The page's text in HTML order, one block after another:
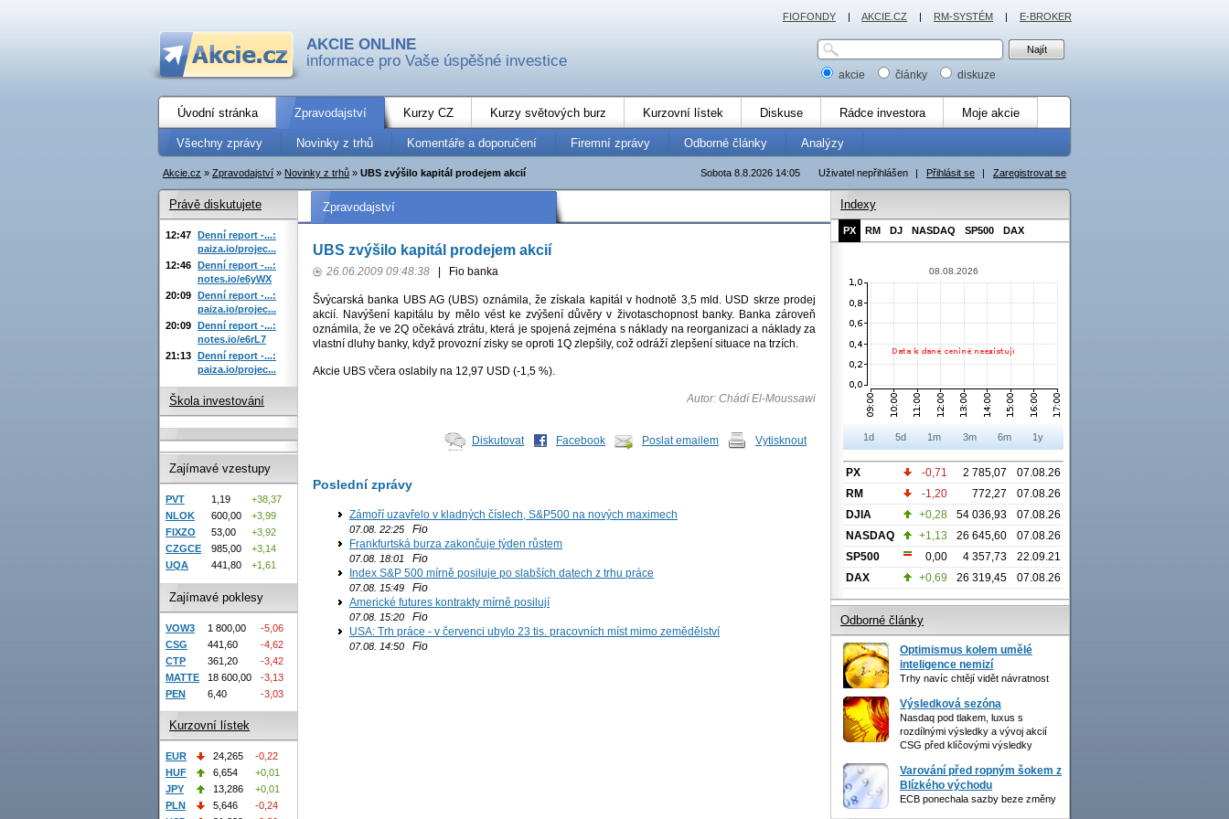
AKCIE ONLINE
informace pro Vaše úspěšné investice
akcie články diskuze
Úvodní stránka Zpravodajství Kurzy CZ Kurzy světových burz Kurzovní lístek Diskuse Rádce investora Moje akcie
Všechny zprávy Novinky z trhů Komentáře a doporučení Firemní zprávy Odborné články Analýzy
Uživatel nepřihlášen | Přihlásit se | Zaregistrovat se
Sobota 8.8.2026 14:05
Akcie.cz » Zpravodajství » Novinky z trhů » UBS zvýšilo kapitál prodejem akcií
Zpravodajství
UBS zvýšilo kapitál prodejem akcií
26.06.2009 09:48:38 Fio banka
Švýcarská banka UBS AG (UBS) oznámila, že získala kapitál v hodnotě 3,5 mld. USD skrze prodej
akcií. Navýšení kapitálu by mělo vést ke zvýšení důvěry v životaschopnost banky. Banka zároveň
oznámila, že ve 2Q očekává ztrátu, která je spojená zejména s náklady na reorganizaci a náklady za
vlastní dluhy banky, když provozní zisky se oproti 1Q zlepšily, což odráží zlepšení situace na trzích.
Akcie UBS včera oslabily na 12,97 USD (-1,5 %).
Autor: Chádí El-Moussawi
Diskutovat Facebook Poslat emailem Vytisknout
Poslední zprávy
Zámoří uzavřelo v kladných číslech, S&P500 na nových maximech
07.08. 22:25 Fio
Frankfurtská burza zakončuje týden růstem
07.08. 18:01
Fio
Index S&P 500 mírně posiluje po slabších datech z trhu práce
07.08. 15:49 Fio
Americké futures kontrakty mírně posilují
07.08. 15:20 Fio
USA: Trh práce - v červenci ubylo 23 tis. pracovních míst mimo zemědělství
07.08. 14:50 Fio
Právě diskutujete
12:47 Denní report -...:
paiza.io/projec...
12:46 Denní report -...:
notes.io/e6yWX
20:09 Denní report -...:
paiza.io/projec...
20:09 Denní report -...:
notes.io/e6rL7
21:13 Denní report -...:
paiza.io/projec...
Škola investování
Zajímavé vzestupy
PVT 1,19
+38,37
NLOK
600,00
+3,99
FIXZO
53,00
+3,92
CZGCE
985,00
+3,14
UQA
441,80 +1,61
Zajímavé poklesy
VOW3 1 800,00
-5,06
CSG
441,60
-4,62
CTP
361,20
-3,42
MATTE
18 600,00
-3,13
PEN
6,40 -3,03
Kurzovní lístek
EUR 24,265
-0,22
HUF
6,654
+0,01
JPY
13,286
+0,01
PLN
5,646
-0,24
Indexy
PX RM DJ NASDAQ SP500 DAX
08.08.2026
1d 5d 1m 3m 6m 1y
PX -0,71 2 785,07
07.08.26
RM
-1,20 772,27
07.08.26
DJIA
+0,28 54 036,93
07.08.26
NASDAQ
+1,13 26 645,60
07.08.26
SP500
0,00 4 357,73
22.09.21
DAX
+0,69 26 319,45 07.08.26
Odborné články
Optimismus kolem umělé
inteligence nemizí
Trhy navíc chtějí vidět návratnost
Výsledková sezóna
Nasdaq pod tlakem, luxus s
rozdílnými výsledky a vývoj akcií
CSG před klíčovými výsledky
Varování před ropným šokem z
Blízkého východu
ECB ponechala sazby beze změny
FIOFONDY | AKCIE.CZ | RM-SYSTÉM | E-BROKER